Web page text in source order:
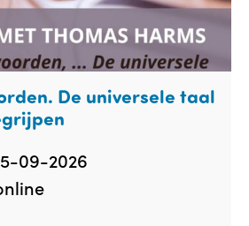
De universele taal
09-2026